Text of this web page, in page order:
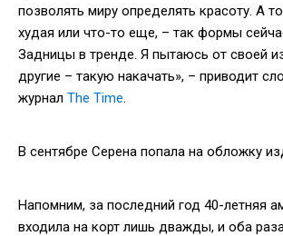
позволять миру определять красоту. А
худая или что-то еще, – так формы
Задницы в тренде. Я пытаюсь от своей
другие – такую накачать», – приводит
журнал The Time.
В сентябре Серена попала на обложку
Напомним, за последний год 40-летняя
входила на корт лишь дважды, и оба